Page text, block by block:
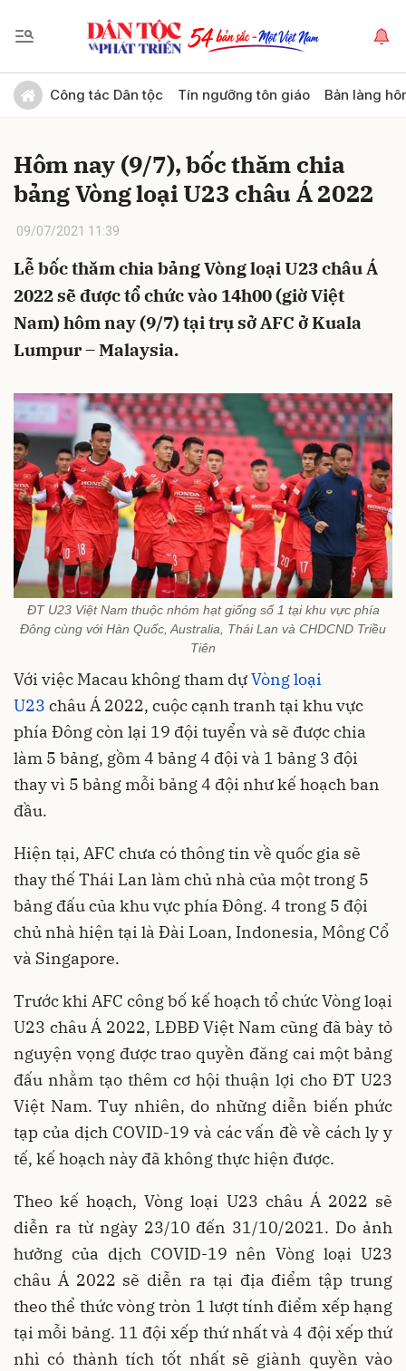
Công tác Dân tộc Tín ngưỡng tôn giáo Bản làng
Hôm nay (9/7), bốc thăm chia
bảng Vòng loại U23 châu Á 2022
09/07/2021 11:39
Lễ bốc thăm chia bảng Vòng loại U23 châu Á
2022 sẽ được tổ chức vào 14h00 (giờ Việt
Nam) hôm nay (9/7) tại trụ sở AFC ở Kuala
Lumpur – Malaysia.
ĐT U23 Việt Nam thuộc nhóm hạt giống số 1 tại khu vực phía
Đông cùng với Hàn Quốc, Australia, Thái Lan và CHDCND Triều
Tiên
Với việc Macau không tham dựVòng loại
U23 châu Á 2022, cuộc cạnh tranh tại khu vực
phía Đông còn lại 19 đội tuyển và sẽ được chia
làm 5 bảng, gồm 4 bảng 4 đội và 1 bảng 3 đội
thay vì 5 bảng mỗi bảng 4 đội như kế hoạch ban
đầu.
Hiện tại, AFC chưa có thông tin về quốc gia sẽ
thay thế Thái Lan làm chủ nhà của một trong 5
bảng đấu của khu vực phía Đông. 4 trong 5 đội
chủ nhà hiện tại là Đài Loan, Indonesia, Mông Cổ
và Singapore.
Trước khi AFC công bố kế hoạch tổ chức Vòng loại
U23 châu Á 2022, LĐBĐ Việt Nam cũng đã bày tỏ
nguyện vọng được trao quyền đăng cai một bảng
đấu nhằm tạo thêm cơ hội thuận lợi cho ĐT U23
Việt Nam. Tuy nhiên, do những diễn biến phức
tạp của dịch COVID-19 và các vấn đề về cách ly y
tế, kế hoạch này đã không thực hiện được.
Theo kế hoạch, Vòng loại U23 châu Á 2022 sẽ
diễn ra từ ngày 23/10 đến 31/10/2021. Do ảnh
hưởng của dịch COVID-19 nên Vòng loại U23
châu Á 2022 sẽ diễn ra tại địa điểm tập trung
theo thể thức vòng tròn 1 lượt tính điểm xếp hạng
tại mỗi bảng. 11 đội xếp thứ nhất và 4 đội xếp thứ
nhì có thành tích tốt nhất sẽ giành quyền vào
Gửi bình luận
Hủy Gửi